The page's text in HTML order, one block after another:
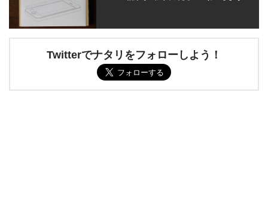
Twitterでナタリをフォローしよう！